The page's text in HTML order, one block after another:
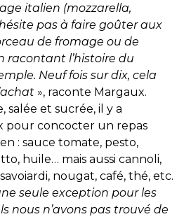
italien (mozzarella,
pas à faire goûter aux
de fromage ou de
racontant l’histoire du
Neuf fois sur dix, cela
», raconte Margaux.
salée et sucrée, il y a
pour concocter un repas
: sauce tomate, pesto,
huile… mais aussi cannoli,
nougat, café, thé, etc.
seule exception pour les
nous n’avons pas trouvé de